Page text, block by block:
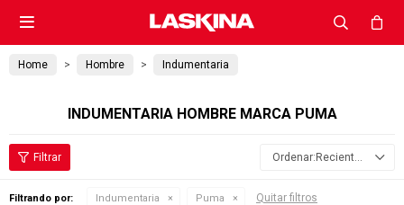

Home Hombre Indumentaria
INDUMENTARIA HOMBRE MARCA PUMA
Recientes
Filtrando por: Indumentaria Puma Quitar filtros